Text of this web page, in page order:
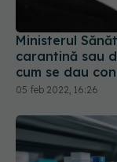
Ministerul
carantină sau
cum se dau
05 feb 2022, 16:26